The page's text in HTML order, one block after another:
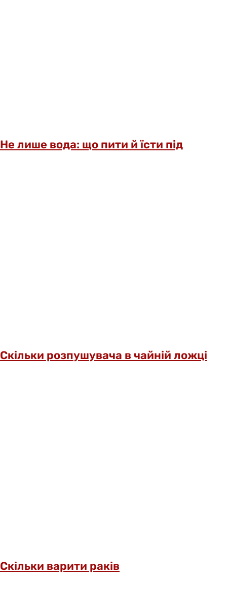
Не лише вода: що пити й їсти під
Скільки розпушувача в чайній ложці
Скільки варити раків